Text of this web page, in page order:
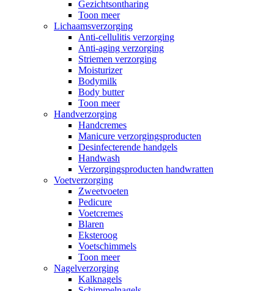
Gezichtsontharing
Toon meer
Lichaamsverzorging
Anti-cellulitis verzorging
Anti-aging verzorging
Striemen verzorging
Moisturizer
Bodymilk
Body butter
Toon meer
Handverzorging
Handcremes
Manicure verzorgingsproducten
Desinfecterende handgels
Handwash
Verzorgingsproducten handwratten
Voetverzorging
Zweetvoeten
Pedicure
Voetcremes
Blaren
Eksteroog
Voetschimmels
Toon meer
Nagelverzorging
Kalknagels